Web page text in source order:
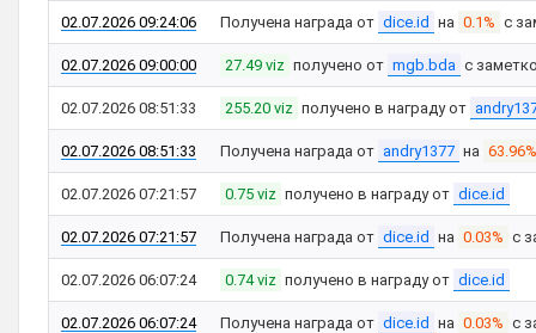
02.07.2026 09:24:06 Получена награда от dice.id на 0.1% с
02.07.2026 09:00:00 27.49 viz получено от mgb.bda с
02.07.2026 08:51:33 255.20 viz получено в награду от
02.07.2026 08:51:33 Получена награда от andry1377 на 63.96%
02.07.2026 07:21:57 0.75 viz получено в награду от dice.id
02.07.2026 07:21:57 Получена награда от dice.id на 0.03% с
02.07.2026 06:07:24 0.74 viz получено в награду от dice.id
02.07.2026 06:07:24 Получена награда от dice.id на 0.03% с